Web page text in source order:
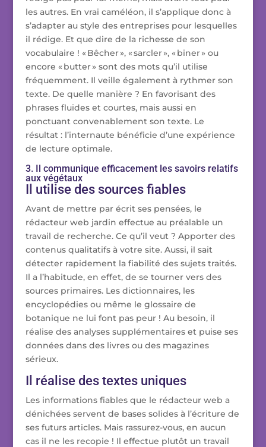
les autres. En vrai caméléon, il s’applique donc à
s’adapter au style des entreprises pour lesquelles
il rédige. Et que dire de la richesse de son
vocabulaire ! « Bêcher », « sarcler », « biner » ou
encore « butter » sont des mots qu’il utilise
fréquemment. Il veille également à rythmer son
texte. De quelle manière ? En favorisant des
phrases fluides et courtes, mais aussi en
ponctuant convenablement son texte. Le
résultat : l’internaute bénéficie d’une expérience
de lecture optimale.
3. Il communique efficacement les savoirs relatifs
aux végétaux
Il utilise des sources fiables
Avant de mettre par écrit ses pensées, le
rédacteur web jardin effectue au préalable un
travail de recherche. Ce qu’il veut ? Apporter des
contenus qualitatifs à votre site. Aussi, il sait
détecter rapidement la fiabilité des sujets traités.
Il a l’habitude, en effet, de se tourner vers des
sources primaires. Les dictionnaires, les
encyclopédies ou même le glossaire de
botanique ne lui font pas peur ! Au besoin, il
réalise des analyses supplémentaires et puise ses
données dans des livres ou des magazines
sérieux.
Il réalise des textes uniques
Les informations fiables que le rédacteur web a
dénichées servent de bases solides à l’écriture de
ses futurs articles. Mais rassurez-vous, en aucun
cas il ne les recopie ! Il effectue plutôt un travail